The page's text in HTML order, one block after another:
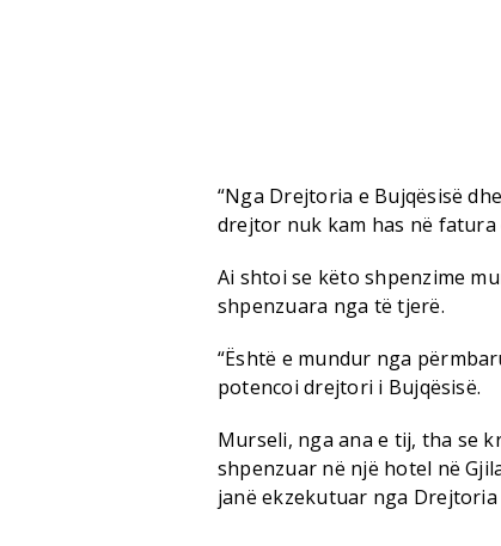
“Nga Drejtoria e Bujqësisë
drejtor nuk kam has në
Ai shtoi se këto shpenzime
shpenzuara nga të tjerë.
“Është e mundur nga
potencoi drejtori i Bujqësisë.
Murseli, nga ana e tij, tha se
shpenzuar në një hotel në
janë ekzekutuar nga Drejtoria